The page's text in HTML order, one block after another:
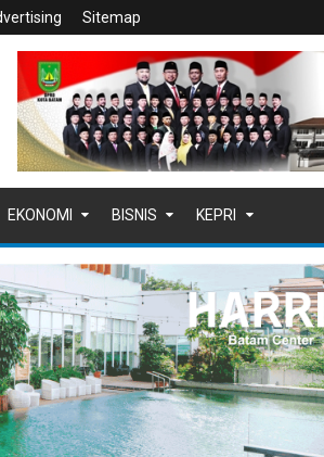
Sitemap
EKONOMI BISNIS KEPRI